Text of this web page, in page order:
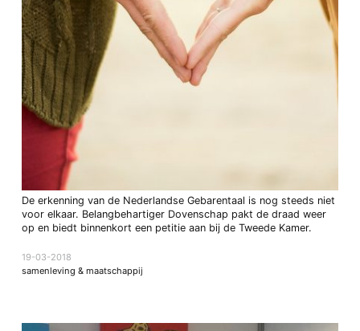
De erkenning van de Nederlandse Gebarentaal is nog steeds niet
voor elkaar. Belangbehartiger Dovenschap pakt de draad weer
op en biedt binnenkort een petitie aan bij de Tweede Kamer.
19-03-2018
samenleving & maatschappij